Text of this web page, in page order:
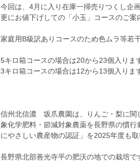
今回は、4月に入り在庫一掃売りつくし企
更にお値下げしての「小玉」コースのご案
家庭用B級訳ありコースのため色ムラ等若
5キロ箱コースの場合は20から23個入りま
3キロ箱コースの場合は12から13個入りま
信州北信濃 坂爪農園は、りんご・梨に関
象化学肥料・節減対象農薬を長野県の慣
にやさしい農産物の認証」を2025年度も
長野県北部善光寺平の肥沃の地での栽培で